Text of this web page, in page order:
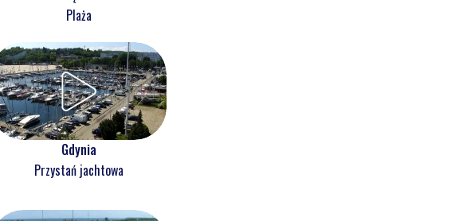
Plaża
Gdynia
Przystań jachtowa